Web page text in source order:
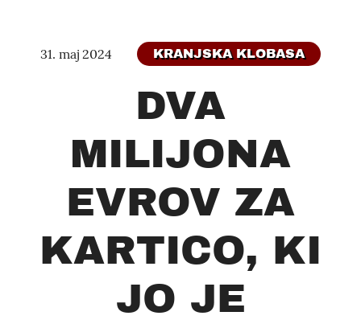
31. maj 2024 KRANJSKA KLOBASA
DVA
MILIJONA
EVROV ZA
KARTICO, KI
JO JE